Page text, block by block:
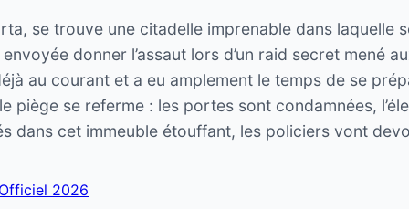
se trouve une citadelle imprenable dans laquelle
donner l’assaut lors d’un raid secret mené
au courant et a eu amplement le temps de se
piège se referme : les portes sont condamnées,
dans cet immeuble étouffant, les policiers vont
2026